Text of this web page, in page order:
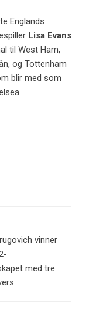
Englands
Lisa Evans
til West Ham,
og Tottenham
blir med som
vinner
med tre